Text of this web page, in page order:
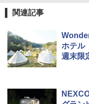
関連記事
ホテル
週末限